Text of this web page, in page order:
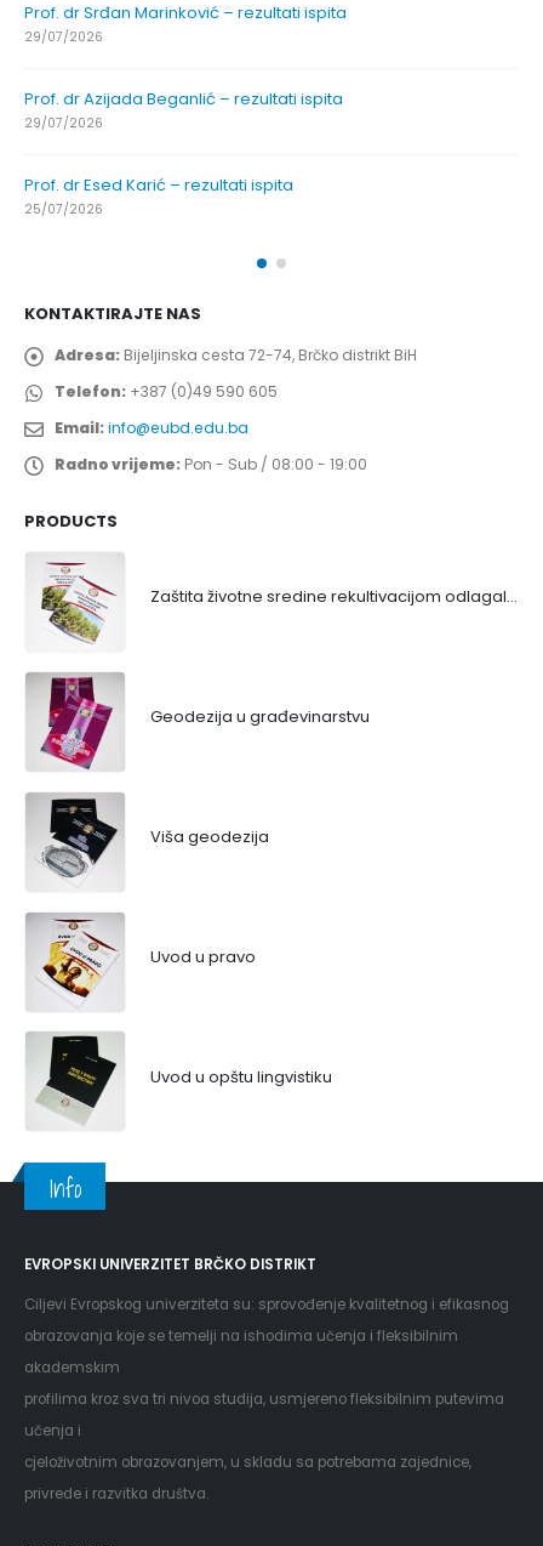
Prof. dr Srđan Marinković – rezultati ispita
29/07/2026
Prof. dr Azijada Beganlić – rezultati ispita
29/07/2026
Prof. dr Esed Karić – rezultati ispita
25/07/2026
KONTAKTIRAJTE NAS
Adresa: Bijeljinska cesta 72-74, Brčko distrikt BiH
Telefon: +387 (0)49 590 605
Email:info@eubd.edu.ba
Radno vrijeme: Pon - Sub / 08:00 - 19:00
PRODUCTS
Zaštita životne sredine rekultivacijom odlagališta
Geodezija u građevinarstvu
Viša geodezija
Uvod u pravo
Uvod u opštu lingvistiku
Info
EVROPSKI UNIVERZITET BRČKO DISTRIKT
Ciljevi Evropskog univerziteta su: sprovođenje kvalitetnog i efikasnog
obrazovanja koje se temelji na ishodima učenja i fleksibilnim
akademskim
profilima kroz sva tri nivoa studija, usmjereno fleksibilnim putevima
učenja i
cjeloživotnim obrazovanjem, u skladu sa potrebama zajednice,
privrede i razvitka društva.